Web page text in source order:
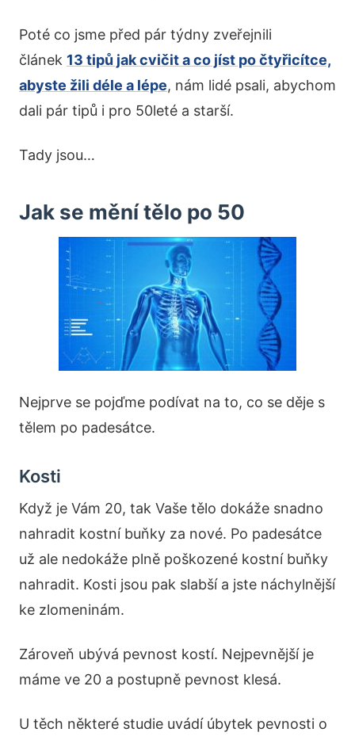
Poté co jsme před pár týdny zveřejnili
článek 13 tipů jak cvičit a co jíst po čtyřicítce,
abyste žili déle a lépe, nám lidé psali, abychom
dali pár tipů i pro 50leté a starší.
Tady jsou…
Jak se mění tělo po 50
Nejprve se pojďme podívat na to, co se děje s
tělem po padesátce.
Kosti
Když je Vám 20, tak Vaše tělo dokáže snadno
nahradit kostní buňky za nové. Po padesátce
už ale nedokáže plně poškozené kostní buňky
nahradit. Kosti jsou pak slabší a jste náchylnější
ke zlomeninám.
Zároveň ubývá pevnost kostí. Nejpevnější je
máme ve 20 a postupně pevnost klesá.
U těch některé studie uvádí úbytek pevnosti o